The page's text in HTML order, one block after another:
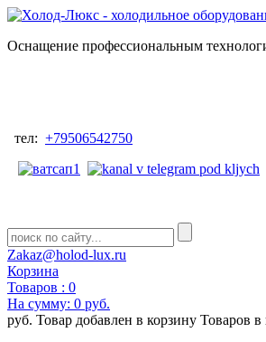
Оснащение профессиональным
тел: +79506542750
Zakaz@holod-lux.ru
Корзина
Товаров : 0
На сумму: 0 руб.
руб. Товар добавлен в корзину Товаров в